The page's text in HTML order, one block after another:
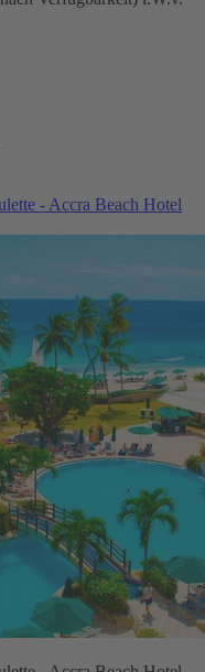
- Accra Beach Hotel